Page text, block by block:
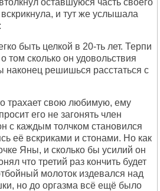
оставшуюся часть своего
и тут же услышала
быть целкой в 20-ть лет. Терпи
том сколько он удовольствия
наконец решишься расстаться с
трахает свою любимую, ему
его не загонять член
с каждым толчком становился
её вскриками и стонами. Но как
Яны, и сколько бы усилий он
что третий раз кончить будет
молоток издевался над
но до оргазма всё ещё было